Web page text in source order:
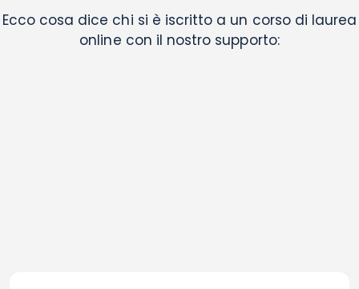
Ecco cosa dice chi si è iscritto a un corso di laurea
online con il nostro supporto: